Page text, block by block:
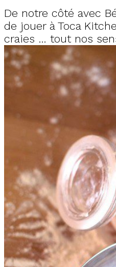
De notre côté avec
de jouer à Toca
craies … tout nos